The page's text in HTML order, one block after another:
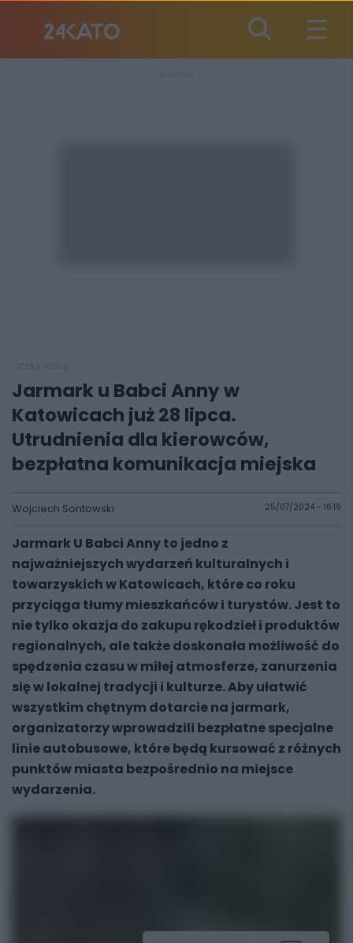
Jarmark u Babci Anny w
Katowicach już 28 lipca.
Utrudnienia dla kierowców,
bezpłatna komunikacja miejska
Wojciech Sontowski 25/07/2024 - 16:19
Jarmark U Babci Anny to jedno z
najważniejszych wydarzeń kulturalnych i
towarzyskich w Katowicach, które co roku
przyciąga tłumy mieszkańców i turystów. Jest to
nie tylko okazja do zakupu rękodzieł i produktów
regionalnych, ale także doskonała możliwość do
spędzenia czasu w miłej atmosferze, zanurzenia
się w lokalnej tradycji i kulturze. Aby ułatwić
wszystkim chętnym dotarcie na jarmark,
organizatorzy wprowadzili bezpłatne specjalne
linie autobusowe, które będą kursować z różnych
punktów miasta bezpośrednio na miejsce
wydarzenia.